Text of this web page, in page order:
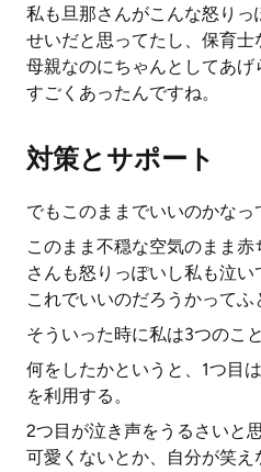
私も旦那さんがこんな怒り
せいだと思ってたし、保育士
母親なのにちゃんとしてあ
すごくあったんですね。
対策とサポート
でもこのままでいいのかなっ
このまま不穏な空気のまま
さんも怒りっぽいし私も泣
これでいいのだろうかってふ
そういった時に私は3つのこ
何をしたかというと、1つ目
を利用する。
2つ目が泣き声をうるさいと
可愛くないとか、自分が笑